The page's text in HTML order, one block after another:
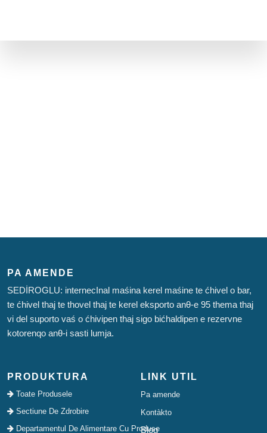
PA AMENDE
SEDİROGLU: internecInal maśina kerel maśine te ćhivel o bar,
te ćhivel thaj te thovel thaj te kerel eksporto anθ-e 95 thema thaj
vi del suporto vaś o ćhivipen thaj sigo bićhaldipen e rezervne
kotorenqo anθ-i sasti lumja.
PRODUKTURA
Toate Produsele
Sectiune De Zdrobire
Departamentul De Alimentare Cu Produse
LINK UTIL
Pa amende
Kontàkto
Blog